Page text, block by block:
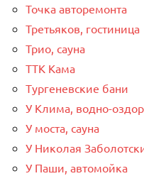
Точка авторемонта
Третьяков, гостиница
Трио, сауна
ТТК Кама
Тургеневские бани
У Клима, водно-
У моста, сауна
У Николая
У Паши, автомойка